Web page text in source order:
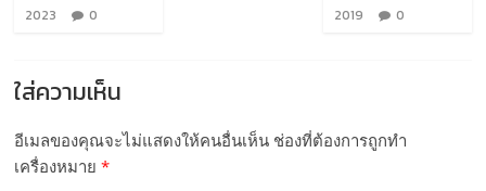
2023
0
2019
0
ใส่ความเห็น
อีเมลของคุณจะไม่แสดงให้คนอื่นเห็น ช่องที่ต้องการถูกทำ
เครื่องหมาย*